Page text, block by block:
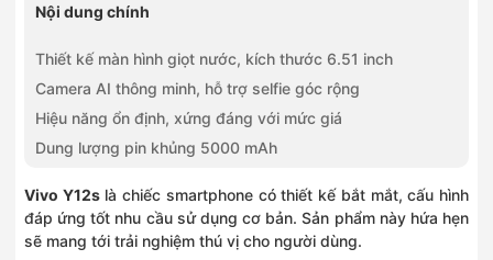
Nội dung chính
Thiết kế màn hình giọt nước, kích thước 6.51 inch
Camera AI thông minh, hỗ trợ selfie góc rộng
Hiệu năng ổn định, xứng đáng với mức giá
Dung lượng pin khủng 5000 mAh
Vivo Y12slà chiếc smartphone có thiết kế bắt mắt, cấu hình
đáp ứng tốt nhu cầu sử dụng cơ bản. Sản phẩm này hứa hẹn
sẽ mang tới trải nghiệm thú vị cho người dùng.